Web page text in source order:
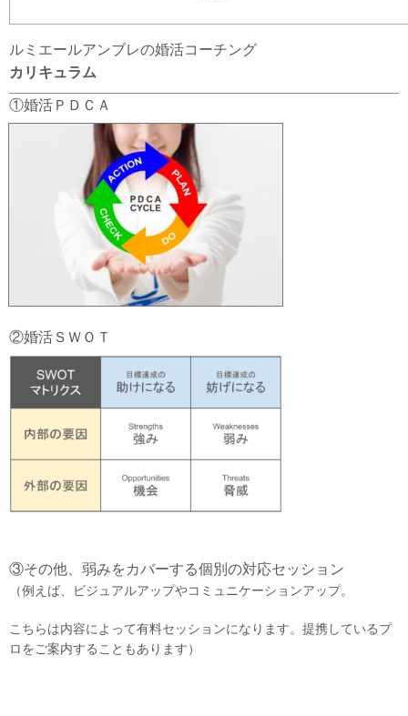
ルミエールアンブレの婚活コーチング
カリキュラム
①婚活ＰＤＣＡ
②婚活ＳＷＯＴ
③その他、弱みをカバーする個別の対応セッション
（例えば、ビジュアルアップやコミュニケーションアップ。
こちらは内容によって有料セッションになります。提携しているプ
ロをご案内することもあります）